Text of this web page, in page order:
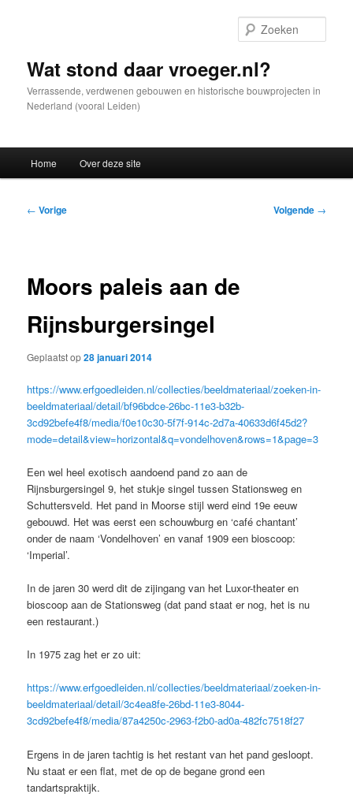
inhoudWat stond daar vroeger.nl?
Verrassende, verdwenen gebouwen en historische bouwprojecten in
Nederland (vooral Leiden)
Home Over deze site
Bericht
← Vorige Volgende →
Moors paleis aan de
Rijnsburgersingel
Geplaatst op28 januari 2014
https://www.erfgoedleiden.nl/collecties/beeldmateriaal/zoeken-in-
beeldmateriaal/detail/bf96bdce-26bc-11e3-b32b-
3cd92befe4f8/media/f0e10c30-5f7f-914c-2d7a-40633d6f45d2?
mode=detail&view=horizontal&q=vondelhoven&rows=1&page=3
Een wel heel exotisch aandoend pand zo aan de
Rijnsburgersingel 9, het stukje singel tussen Stationsweg en
Schuttersveld. Het pand in Moorse stijl werd eind 19e eeuw
gebouwd. Het was eerst een schouwburg en ‘café chantant’
onder de naam ‘Vondelhoven’ en vanaf 1909 een bioscoop:
‘Imperial’.
In de jaren 30 werd dit de zijingang van het Luxor-theater en
bioscoop aan de Stationsweg (dat pand staat er nog, het is nu
een restaurant.)
In 1975 zag het er zo uit:
https://www.erfgoedleiden.nl/collecties/beeldmateriaal/zoeken-in-
beeldmateriaal/detail/3c4ea8fe-26bd-11e3-8044-
3cd92befe4f8/media/87a4250c-2963-f2b0-ad0a-482fc7518f27
Ergens in de jaren tachtig is het restant van het pand gesloopt.
Nu staat er een flat, met de op de begane grond een
tandartspraktijk.